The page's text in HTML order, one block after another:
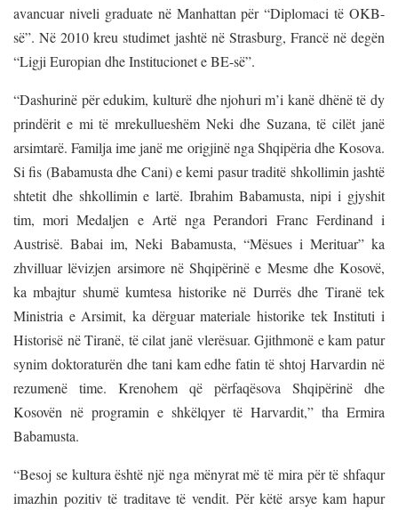
avancuar niveli graduate në Manhattan për “Diplomaci të OKB-
së”. Në 2010 kreu studimet jashtë në Strasburg, Francë në degën
“Ligji Europian dhe Institucionet e BE-së”.
“Dashurinë për edukim, kulturë dhe njohuri m’i kanë dhënë të dy
prindërit e mi të mrekullueshëm Neki dhe Suzana, të cilët janë
arsimtarë. Familja ime janë me origjinë nga Shqipëria dhe Kosova.
Si fis (Babamusta dhe Cani) e kemi pasur traditë shkollimin jashtë
shtetit dhe shkollimin e lartë. Ibrahim Babamusta, nipi i gjyshit
tim, mori Medaljen e Artë nga Perandori Franc Ferdinand i
Austrisë. Babai im, Neki Babamusta, “Mësues i Merituar” ka
zhvilluar lëvizjen arsimore në Shqipërinë e Mesme dhe Kosovë,
ka mbajtur shumë kumtesa historike në Durrës dhe Tiranë tek
Ministria e Arsimit, ka dërguar materiale historike tek Instituti i
Historisë në Tiranë, të cilat janë vlerësuar. Gjithmonë e kam patur
synim doktoraturën dhe tani kam edhe fatin të shtoj Harvardin në
rezumenë time. Krenohem që përfaqësova Shqipërinë dhe
Kosovën në programin e shkëlqyer të Harvardit,” tha Ermira
Babamusta.
“Besoj se kultura është një nga mënyrat më të mira për të shfaqur
imazhin pozitiv të traditave të vendit. Për këtë arsye kam hapur